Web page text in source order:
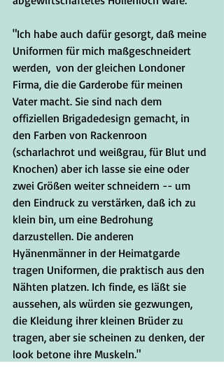
"Ich habe auch dafür gesorgt, daß meine
Uniformen für mich maßgeschneidert
werden,  von der gleichen Londoner
Firma, die die Garderobe für meinen
Vater macht. Sie sind nach dem
offiziellen Brigadedesign gemacht, in
den Farben von Rackenroon
(scharlachrot und weißgrau, für Blut und
Knochen) aber ich lasse sie eine oder
zwei Größen weiter schneidern -- um
den Eindruck zu verstärken, daß ich zu
klein bin, um eine Bedrohung
darzustellen. Die anderen
Hyänenmänner in der Heimatgarde
tragen Uniformen, die praktisch aus den
Nähten platzen. Ich finde, es läßt sie
aussehen, als würden sie gezwungen,
die Kleidung ihrer kleinen Brüder zu
tragen, aber sie scheinen zu denken, der
look betone ihre Muskeln."